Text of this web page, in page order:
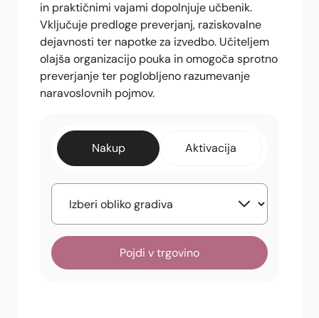
in praktičnimi vajami dopolnjuje učbenik.
Vključuje predloge preverjanj, raziskovalne
dejavnosti ter napotke za izvedbo. Učiteljem
olajša organizacijo pouka in omogoča sprotno
preverjanje ter poglobljeno razumevanje
naravoslovnih pojmov.
Nakup Aktivacija
Pojdi v trgovino